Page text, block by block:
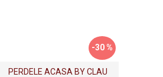
Nou
-30 %
PERDELE ACASA BY CLAU